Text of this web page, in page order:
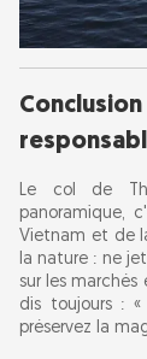
Le col de
panoramique,
Vietnam et de
la nature : ne
sur les
dis toujours : «
préservez la